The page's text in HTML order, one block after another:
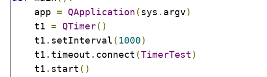
app = QApplication(sys . argv)
t1 = QTimer()
t1 . setInterval( 1000)
t1 . timeout . connect (TimerTest )
t1 . start ()